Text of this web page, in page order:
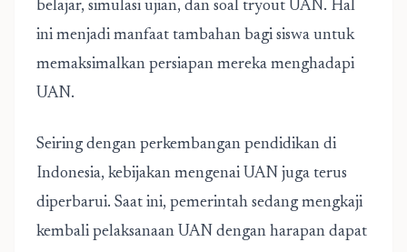
belajar, simulasi ujian, dan soal tryout UAN. Hal
ini menjadi manfaat tambahan bagi siswa untuk
memaksimalkan persiapan mereka menghadapi
UAN.
Seiring dengan perkembangan pendidikan di
Indonesia, kebijakan mengenai UAN juga terus
diperbarui. Saat ini, pemerintah sedang mengkaji
kembali pelaksanaan UAN dengan harapan dapat